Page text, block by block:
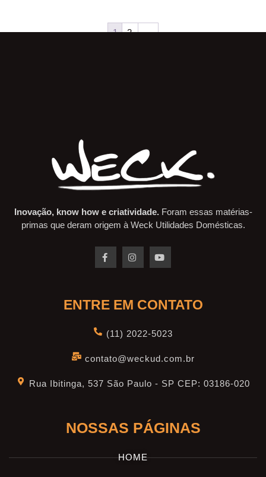
1 2 →
Inovação, know how e criatividade. Foram essas matérias-
primas que deram origem à Weck Utilidades Domésticas.
ENTRE EM CONTATO
(11) 2022-5023
contato@weckud.com.br
Rua Ibitinga, 537 São Paulo - SP CEP: 03186-020
NOSSAS PÁGINAS
HOME